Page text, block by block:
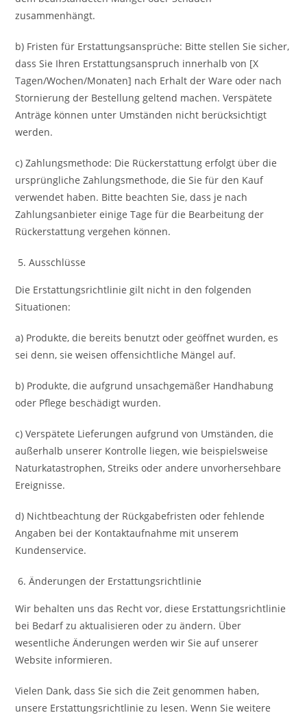
zusammenhängt.
b) Fristen für Erstattungsansprüche: Bitte stellen Sie sicher,
dass Sie Ihren Erstattungsanspruch innerhalb von [X
Tagen/Wochen/Monaten] nach Erhalt der Ware oder nach
Stornierung der Bestellung geltend machen. Verspätete
Anträge können unter Umständen nicht berücksichtigt
werden.
c) Zahlungsmethode: Die Rückerstattung erfolgt über die
ursprüngliche Zahlungsmethode, die Sie für den Kauf
verwendet haben. Bitte beachten Sie, dass je nach
Zahlungsanbieter einige Tage für die Bearbeitung der
Rückerstattung vergehen können.
Ausschlüsse
Die Erstattungsrichtlinie gilt nicht in den folgenden
Situationen:
a) Produkte, die bereits benutzt oder geöffnet wurden, es
sei denn, sie weisen offensichtliche Mängel auf.
b) Produkte, die aufgrund unsachgemäßer Handhabung
oder Pflege beschädigt wurden.
c) Verspätete Lieferungen aufgrund von Umständen, die
außerhalb unserer Kontrolle liegen, wie beispielsweise
Naturkatastrophen, Streiks oder andere unvorhersehbare
Ereignisse.
d) Nichtbeachtung der Rückgabefristen oder fehlende
Angaben bei der Kontaktaufnahme mit unserem
Kundenservice.
Änderungen der Erstattungsrichtlinie
Wir behalten uns das Recht vor, diese Erstattungsrichtlinie
bei Bedarf zu aktualisieren oder zu ändern. Über
wesentliche Änderungen werden wir Sie auf unserer
Website informieren.
Vielen Dank, dass Sie sich die Zeit genommen haben,
unsere Erstattungsrichtlinie zu lesen. Wenn Sie weitere